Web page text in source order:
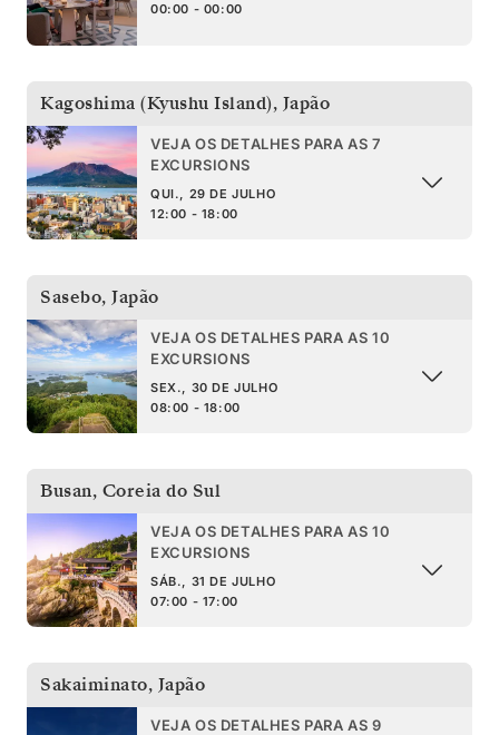
00:00 - 00:00
Kagoshima (Kyushu Island), Japão
VEJA OS DETALHES PARA AS 7
EXCURSIONS
QUI., 29 DE JULHO
12:00 - 18:00
Sasebo, Japão
VEJA OS DETALHES PARA AS 10
EXCURSIONS
SEX., 30 DE JULHO
08:00 - 18:00
Busan, Coreia do Sul
VEJA OS DETALHES PARA AS 10
EXCURSIONS
SÁB., 31 DE JULHO
07:00 - 17:00
Sakaiminato, Japão
VEJA OS DETALHES PARA AS 9